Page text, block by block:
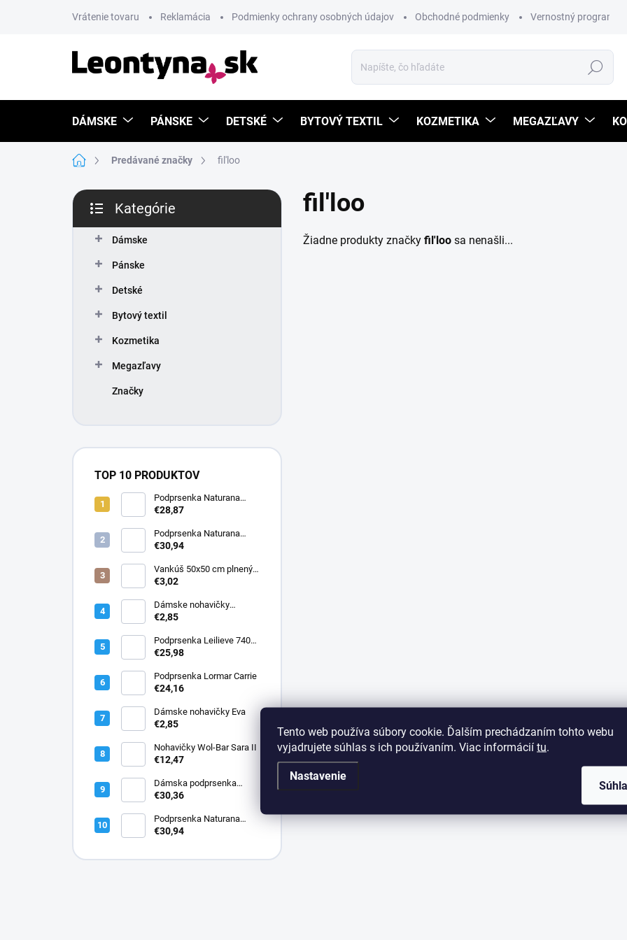
Tento web používa súbory cookie. Ďalším prechádzaním tohto webu
vyjadrujete súhlas s ich používaním. Viac informácií tu.
Nastavenie
Vrátenie tovaru Reklamácia Podmienky ochrany osobných údajov Obchodné podmienky Vernostný program
Hľadať
DÁMSKE PÁNSKE DETSKÉ BYTOVÝ TEXTIL KOZMETIKA MEGAZĽAVY
DomovPredávané značky fil'loo
B
č
kategórie
Kategórie
Dámske
Pánske
Detské
Bytový textil
Kozmetika
Megazľavy
Značky
TOP 10 PRODUKTOV
Podprsenka Naturana
5063 zmenšovacia
€28,87
Podprsenka Naturana
5363 zmenšovacia
€30,94
Vankúš 50x50 cm plnený
silikonizovaným dutým
€3,02
Dámske nohavičky
Elizabeth
€2,85
Podprsenka Leilieve 7400
super push-up
€25,98
Podprsenka Lormar Carrie
€24,16
Dámske nohavičky Eva
€2,85
Nohavičky Wol-Bar Sara II
€12,47
Dámska podprsenka
Lormar PLUNGE SATEN
€30,36
Podprsenka Naturana
5144 bavlnená
€30,94
fil'loo
Žiadne produkty značky fil'loo sa nenašli...